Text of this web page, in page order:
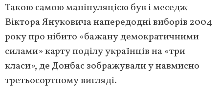
Такою самою маніпуляцією був і меседж
Віктора Януковича напередодні виборів 2004
року про нібито «бажану демократичними
силами» карту поділу українців на «три
класи», де Донбас зображували у навмисно
третьосортному вигляді.